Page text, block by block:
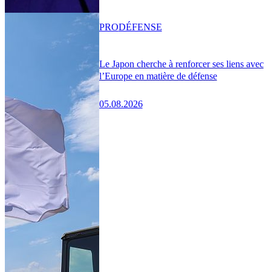
Le Japon cherche à renforcer ses liens avec
l’Europe en matière de défense
05.08.2026
PRODÉFENSE